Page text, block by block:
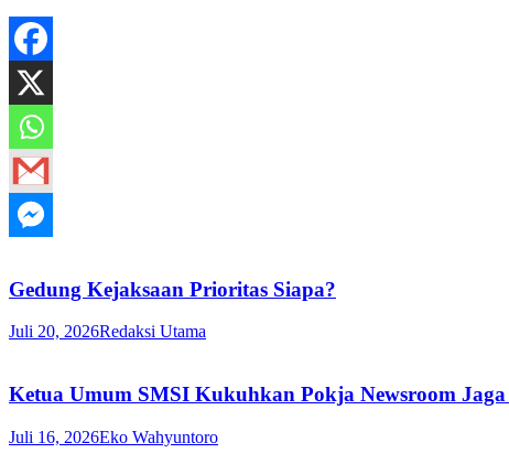
Gedung Kejaksaan Prioritas Siapa?
Juli 20, 2026Redaksi Utama
Ketua Umum SMSI Kukuhkan Pokja Newsroom
Juli 16, 2026Eko Wahyuntoro